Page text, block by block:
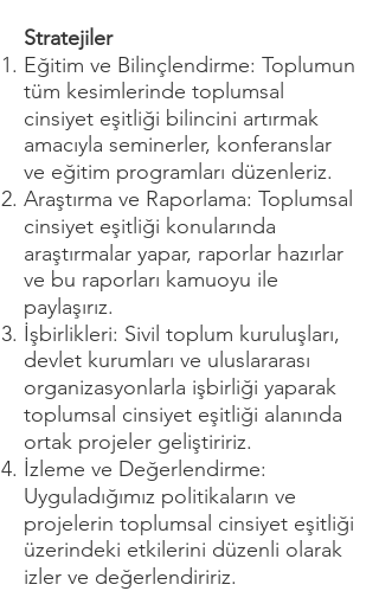
Stratejiler
Eğitim ve Bilinçlendirme: Toplumun
tüm kesimlerinde toplumsal
cinsiyet eşitliği bilincini artırmak
amacıyla seminerler, konferanslar
ve eğitim programları düzenleriz.
Araştırma ve Raporlama: Toplumsal
cinsiyet eşitliği konularında
araştırmalar yapar, raporlar hazırlar
ve bu raporları kamuoyu ile
paylaşırız.
İşbirlikleri: Sivil toplum kuruluşları,
devlet kurumları ve uluslararası
organizasyonlarla işbirliği yaparak
toplumsal cinsiyet eşitliği alanında
ortak projeler geliştiririz.
İzleme ve Değerlendirme:
Uyguladığımız politikaların ve
projelerin toplumsal cinsiyet eşitliği
üzerindeki etkilerini düzenli olarak
izler ve değerlendiririz.